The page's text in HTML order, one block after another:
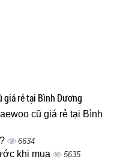
giá rẻ tại Bình Dương
cũ giá rẻ tại Bình
6634
khi mua 5635